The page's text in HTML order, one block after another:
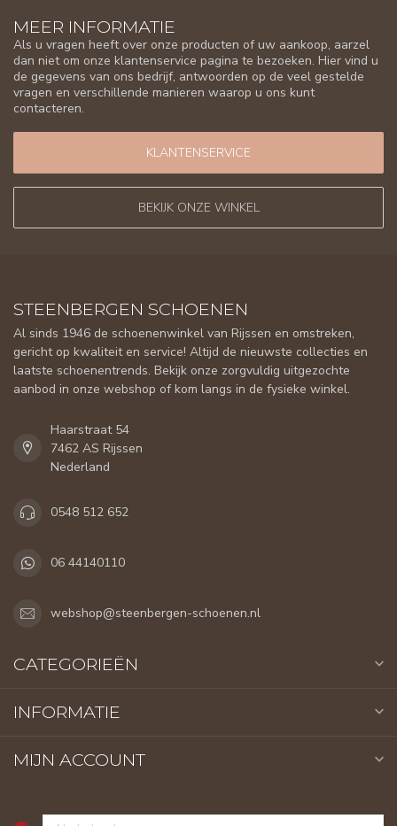
MEER INFORMATIE
Als u vragen heeft over onze producten of uw aankoop, aarzel
dan niet om onze klantenservice pagina te bezoeken. Hier vind u
de gegevens van ons bedrijf, antwoorden op de veel gestelde
vragen en verschillende manieren waarop u ons kunt
contacteren.
KLANTENSERVICE
BEKIJK ONZE WINKEL
STEENBERGEN SCHOENEN
Al sinds 1946 de schoenenwinkel van Rijssen en omstreken,
gericht op kwaliteit en service! Altijd de nieuwste collecties en
laatste schoenentrends. Bekijk onze zorgvuldig uitgezochte
aanbod in onze webshop of kom langs in de fysieke winkel.
Haarstraat 54
7462 AS Rijssen
Nederland
0548 512 652
06 44140110
webshop@steenbergen-schoenen.nl
CATEGORIEËN
INFORMATIE
MIJN ACCOUNT